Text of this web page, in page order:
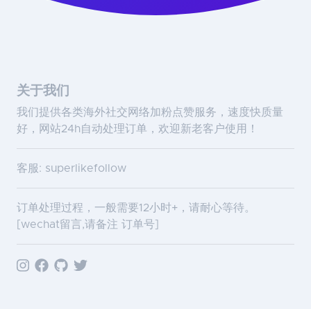
关于我们
我们提供各类海外社交网络加粉点赞服务，速度快质量
好，网站24h自动处理订单，欢迎新老客户使用！
客服: superlikefollow
订单处理过程，一般需要12小时+，请耐心等待。
[wechat留言,请备注 订单号]